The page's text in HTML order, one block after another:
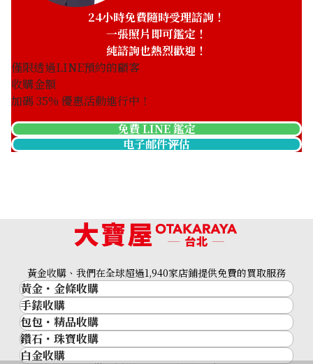
Pt･Pm900 Star Sapphire Diamond Ring 12.05ct
NTD 79,772
24小時免費隨時受理諮詢！
一張照片即可鑑定！
純諮詢也熱烈歡迎！
僅限透過LINE預約的顧客
收購金額
加碼35% 優惠活動進行中！
免費 LINE 鑑定
电子邮件评估
黃金收購、我們在全球超過1,940家店鋪提供免費的買取服務
黃金・金條收購
黃金與貴金屬
金的錠
金幣
黃金過去10年
手錶收購
名牌手錶
Rolex
Patek Philippe
包包・精品收購
品牌精品
Cartier
鑽石・珠寶收購
鑽石･珠寶
白金收購